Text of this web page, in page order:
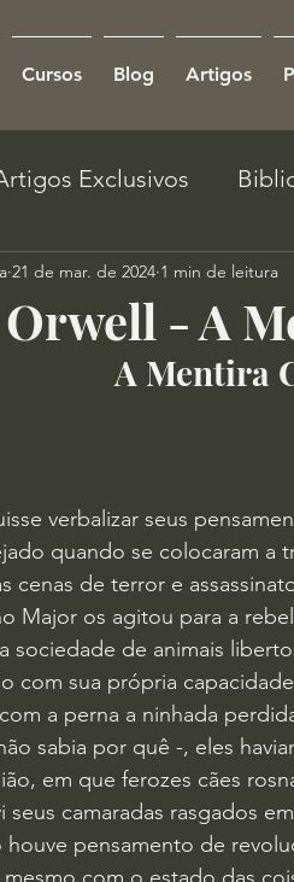
Cursos Blog Artigos
Exclusivos
Orwell - A
21 de mar. de 2024 1 min de leitura
A Mentira
verbalizar seus
quando se colocaram a
cenas de terror e
Major os agitou para a
sociedade de animais
com sua própria
a perna a ninhada
sabia por quê -, eles
em que ferozes cães
seus camaradas rasgados
houve pensamento de